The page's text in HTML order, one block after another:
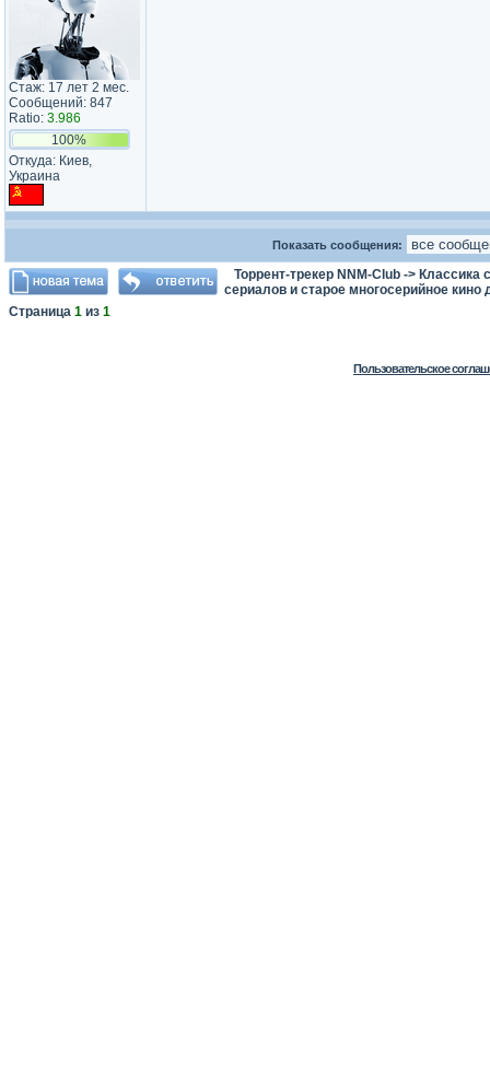
Стаж: 17 лет 2 мес.
Сообщений: 847
Ratio: 3.986
100%
Откуда: Киев,
Украина
Показать сообщения:
Торрент-трекер NNM-Club -> Классика
сериалов и старое многосерийное кино
Страница 1 из 1
Пользовательское